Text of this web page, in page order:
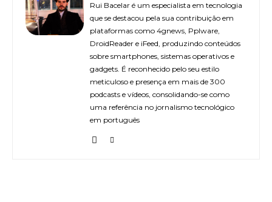
Rui Bacelar é um especialista em tecnologia
que se destacou pela sua contribuição em
plataformas como 4gnews, Pplware,
DroidReader e iFeed, produzindo conteúdos
sobre smartphones, sistemas operativos e
gadgets. É reconhecido pelo seu estilo
meticuloso e presença em mais de 300
podcasts e vídeos, consolidando-se como
uma referência no jornalismo tecnológico
em português